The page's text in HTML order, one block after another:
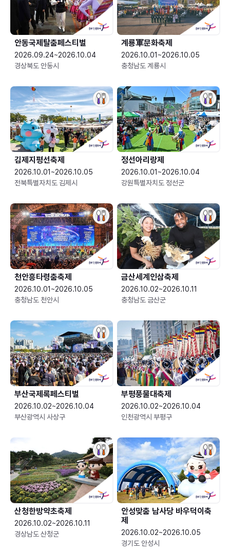
안동국제탈춤페스티벌
2026.09.24~2026.10.04
경상북도 안동시
2026.10.01~2026.10.05
충청남도 계룡시
김제지평선축제
2026.10.01~2026.10.05
전북특별자치도 김제시
정선아리랑제
2026.10.01~2026.10.04
강원특별자치도 정선군
천안흥타령춤축제
2026.10.01~2026.10.05
충청남도 천안시
금산세계인삼축제
2026.10.02~2026.10.11
충청남도 금산군
부산국제록페스티벌
2026.10.02~2026.10.04
부산광역시 사상구
부평풍물대축제
2026.10.02~2026.10.04
인천광역시 부평구
산청한방약초축제
2026.10.02~2026.10.11
경상남도 산청군
안성맞춤 남사당 바우덕이축
제
2026.10.02~2026.10.05
경기도 안성시